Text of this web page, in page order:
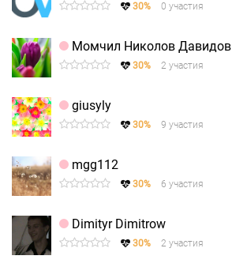
30% 0 участия
Момчил Николов Давидов
30% 2 участия
giusyly
30% 9 участия
mgg112
30% 6 участия
Dimityr Dimitrow
30% 2 участия